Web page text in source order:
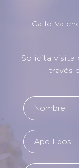
Calle
Solicita visita
través